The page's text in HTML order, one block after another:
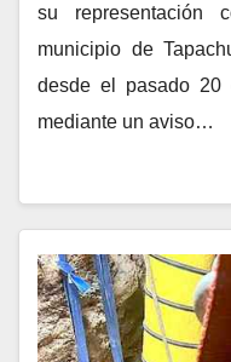
su representación
municipio de
desde el pasado 20
mediante un aviso…